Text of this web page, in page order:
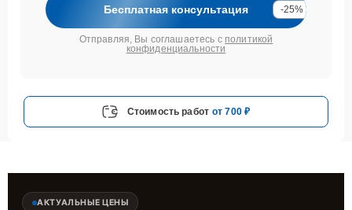
Бесплатная консультация -25%
Отправляя, Вы соглашаетесь с политикой
конфиденциальности
Стоимость работ от 700 ₽
АКТУАЛЬНЫЕ ЦЕНЫ